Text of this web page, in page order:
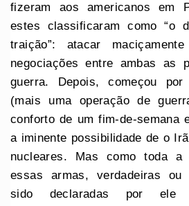
fizeram aos americanos em
estes classificaram como “o
traição”: atacar
negociações entre ambas as
guerra. Depois, começou
(mais uma operação de
conforto de um fim-de-semana
a iminente possibilidade de o
nucleares. Mas como toda a
essas armas, verdadeiras ou
sido declaradas por ele